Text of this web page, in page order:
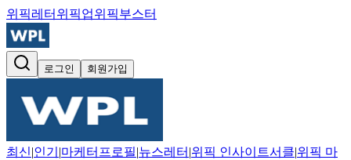
위픽레터 위픽업위픽부스터
로그인 회원가입
최신|인기 |마케터프로필|뉴스레터 |위픽 인사이트서클|위픽 마